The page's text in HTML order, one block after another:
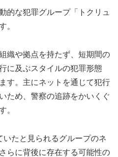
的な犯罪グループ「トクリュ
。
織や拠点を持たず、短期間の
に及ぶスタイルの犯罪形態
す。主にネットを通じて犯行
ため、警察の追跡をかいくぐ
。
たと見られるグループのネ
らに背後に存在する可能性の